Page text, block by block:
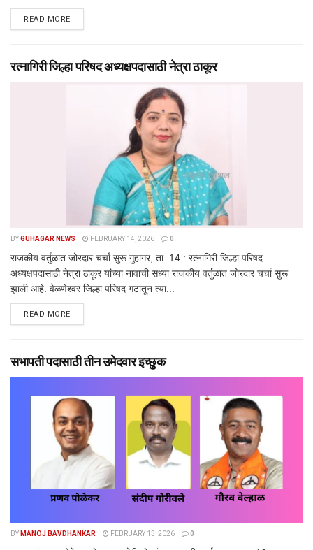
READ MOREDETAILS
रत्नागिरी जिल्हा परिषद अध्यक्षपदासाठी नेत्रा ठाकूर
BYGUHAGAR NEWS FEBRUARY 14, 2026 0
राजकीय वर्तुळात जोरदार चर्चा सुरू गुहागर, ता. 14 : रत्नागिरी जिल्हा परिषद
अध्यक्षपदासाठी नेत्रा ठाकूर यांच्या नावाची सध्या राजकीय वर्तुळात जोरदार चर्चा सुरू
झाली आहे. वेळणेश्वर जिल्हा परिषद गटातून त्या...
READ MOREDETAILS
सभापती पदासाठी तीन उमेदवार इच्छुक
BY MANOJ BAVDHANKAR FEBRUARY 13, 2026 0